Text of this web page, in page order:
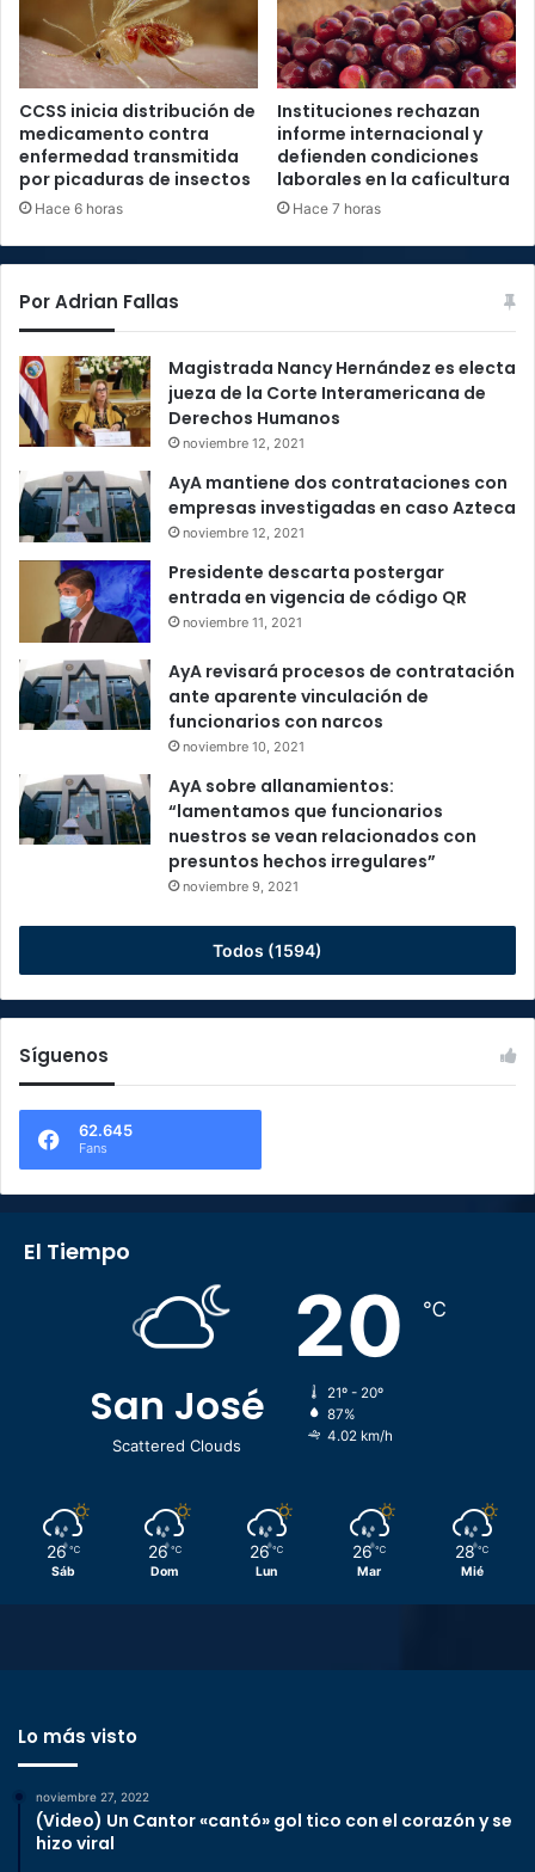
CCSS inicia distribución de
medicamento contra
enfermedad transmitida
por picaduras de insectos
Hace 6 horas
Instituciones rechazan
informe internacional y
defienden condiciones
laborales en la caficultura
Hace 7 horas
Por Adrian Fallas
Magistrada Nancy Hernández es electa
jueza de la Corte Interamericana de
Derechos Humanos
noviembre 12, 2021
AyA mantiene dos contrataciones con
empresas investigadas en caso Azteca
noviembre 12, 2021
Presidente descarta postergar
entrada en vigencia de código QR
noviembre 11, 2021
AyA revisará procesos de contratación
ante aparente vinculación de
funcionarios con narcos
noviembre 10, 2021
AyA sobre allanamientos:
“lamentamos que funcionarios
nuestros se vean relacionados con
presuntos hechos irregulares”
noviembre 9, 2021
Todos (1594)
Síguenos
62.645
Fans
El Tiempo
San José
Scattered Clouds
20 ℃
21º - 20º
87%
4.02 km/h
26 ℃
Sáb
26 ℃
Dom
26 ℃
Lun
26 ℃
Mar
28 ℃
Mié
Lo más visto
noviembre 27, 2022
(Video) Un Cantor «cantó» gol tico con el corazón y se
hizo viral